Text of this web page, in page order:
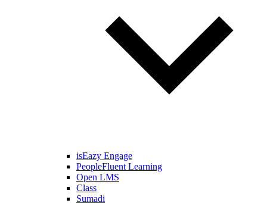
isEazy Engage
PeopleFluent Learning
Open LMS
Class
Sumadi